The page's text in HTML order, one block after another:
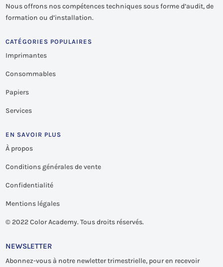
Nous offrons nos compétences techniques sous forme d’audit, de
formation ou d’installation.
CATÉGORIES POPULAIRES
Imprimantes
Consommables
Papiers
Services
EN SAVOIR PLUS
À propos
Conditions générales de vente
Confidentialité
Mentions légales
© 2022 Color Academy. Tous droits réservés.
NEWSLETTER
Abonnez-vous à notre newletter trimestrielle, pour en recevoir